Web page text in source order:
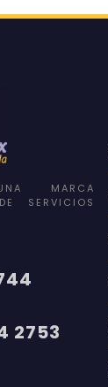
MARCA
SERVICIOS
2753